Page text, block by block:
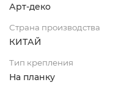
Арт-деко
Страна производства
КИТАЙ
Тип крепления
На планку